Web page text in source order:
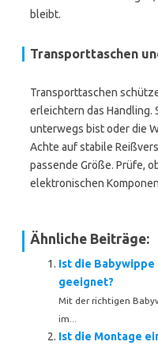
bleibt.
Transporttaschen
Transporttaschen
erleichtern das Handling.
unterwegs bist oder die
Achte auf stabile
passende Größe. Prüfe,
elektronischen
Ähnliche Beiträge:
Ist die
geeignet?
Mit der richtigen
im...
Ist die Montage